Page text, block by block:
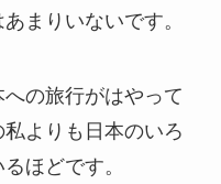
まりいないです。
の旅行がはやって
よりも日本のいろ
ほどです。